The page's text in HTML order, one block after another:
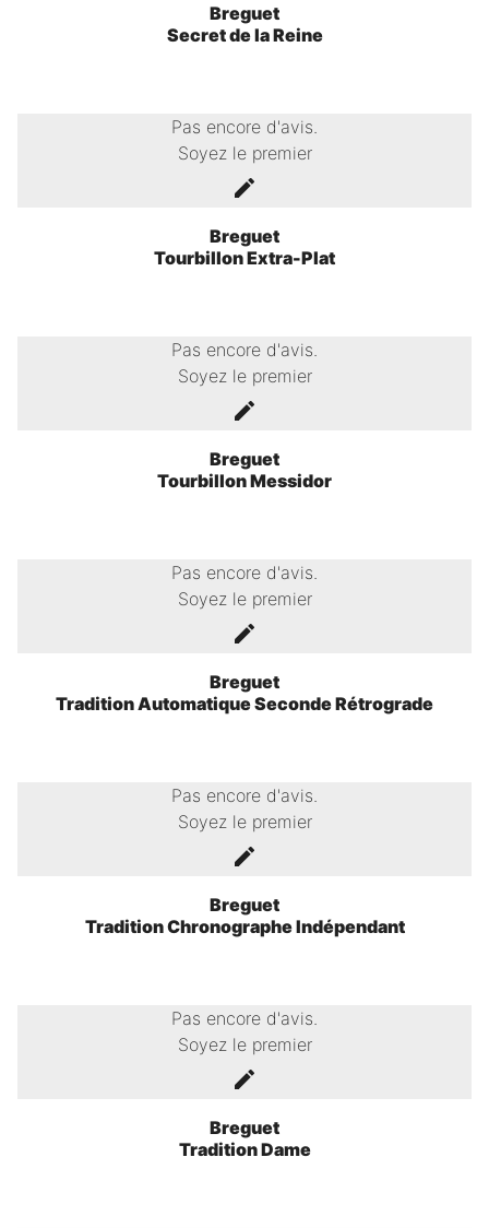
Breguet
Secret de la Reine
Pas encore d'avis.
Soyez le premier
Breguet
Tourbillon Extra-Plat
Pas encore d'avis.
Soyez le premier
Breguet
Tourbillon Messidor
Pas encore d'avis.
Soyez le premier
Breguet
Tradition Automatique Seconde Rétrograde
Pas encore d'avis.
Soyez le premier
Breguet
Tradition Chronographe Indépendant
Pas encore d'avis.
Soyez le premier
Breguet
Tradition Dame